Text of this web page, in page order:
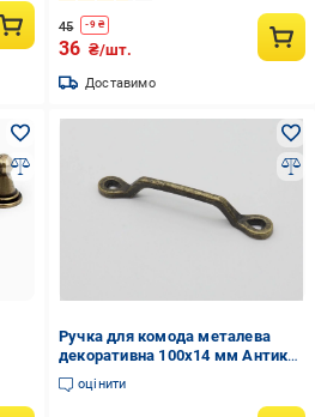
45 -9₴
36 ₴/шт.
Доставимо
Ручка для комода металева
декоративна 100х14 мм Антик
(344086597)
оцінити